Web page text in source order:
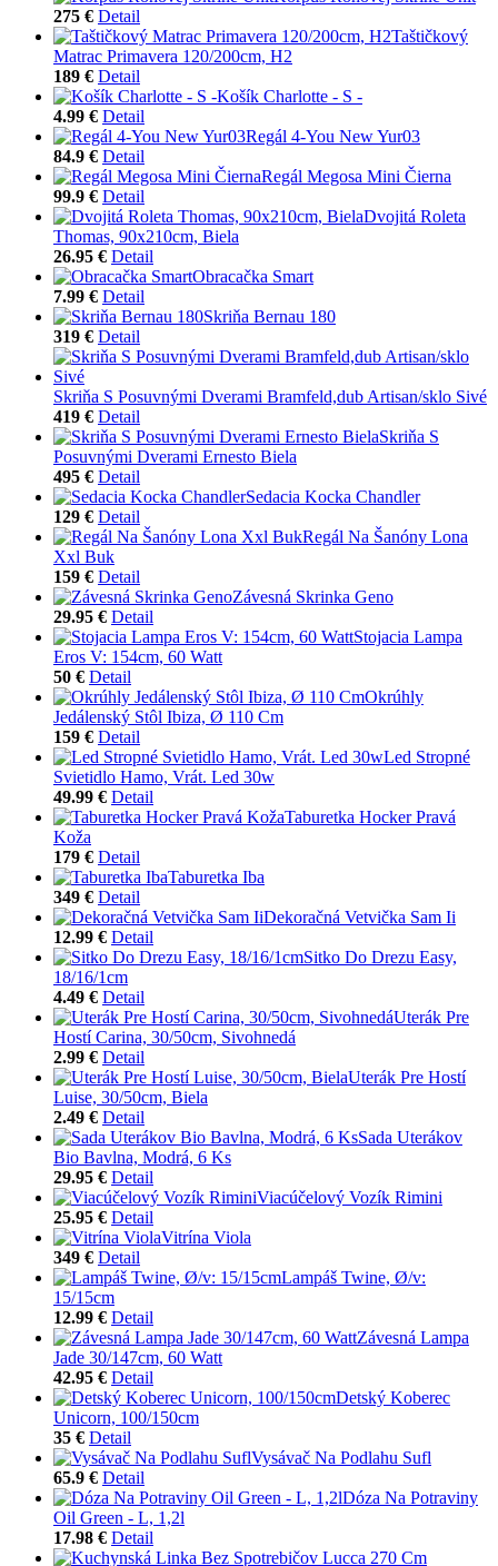
275 € Detail
Taštičkový
Matrac Primavera 120/200cm, H2
189 € Detail
Košík Charlotte - S -
4.99 € Detail
Regál 4-You New Yur03
84.9 € Detail
Regál Megosa Mini Čierna
99.9 € Detail
Dvojitá Roleta
Thomas, 90x210cm, Biela
26.95 € Detail
Obracačka Smart
7.99 € Detail
Skriňa Bernau 180
319 € Detail
Skriňa S Posuvnými Dverami Bramfeld,dub Artisan/sklo Sivé
419 € Detail
Skriňa S
Posuvnými Dverami Ernesto Biela
495 € Detail
Sedacia Kocka Chandler
129 € Detail
Regál Na Šanóny Lona
Xxl Buk
159 € Detail
Závesná Skrinka Geno
29.95 € Detail
Stojacia Lampa
Eros V: 154cm, 60 Watt
50 € Detail
Okrúhly
Jedálenský Stôl Ibiza, Ø 110 Cm
159 € Detail
Led Stropné
Svietidlo Hamo, Vrát. Led 30w
49.99 € Detail
Taburetka Hocker Pravá
Koža
179 € Detail
Taburetka Iba
349 € Detail
Dekoračná Vetvička Sam Ii
12.99 € Detail
Sitko Do Drezu Easy,
18/16/1cm
4.49 € Detail
Uterák Pre
Hostí Carina, 30/50cm, Sivohnedá
2.99 € Detail
Uterák Pre Hostí
Luise, 30/50cm, Biela
2.49 € Detail
Sada Uterákov
Bio Bavlna, Modrá, 6 Ks
29.95 € Detail
Viacúčelový Vozík Rimini
25.95 € Detail
Vitrína Viola
349 € Detail
Lampáš Twine, Ø/v:
15/15cm
12.99 € Detail
Závesná Lampa
Jade 30/147cm, 60 Watt
42.95 € Detail
Detský Koberec
Unicorn, 100/150cm
35 € Detail
Vysávač Na Podlahu Sufl
65.9 € Detail
Dóza Na Potraviny
Oil Green - L, 1,2l
17.98 € Detail